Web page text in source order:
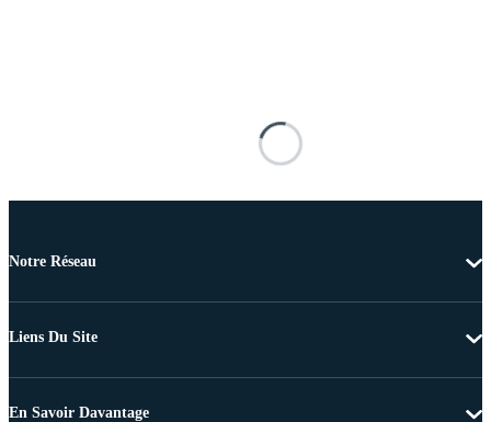
Notre Réseau
Liens Du Site
En Savoir Davantage